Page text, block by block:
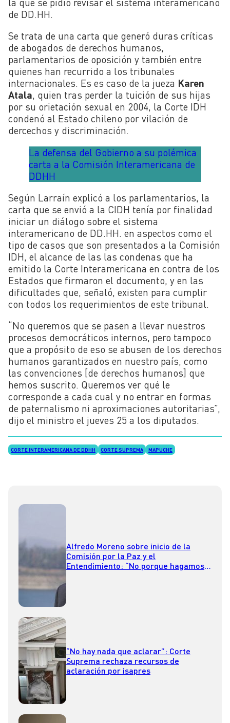
la que se pidió revisar el sistema interamericano
de DD.HH.
Se trata de una carta que generó duras críticas
de abogados de derechos humanos,
parlamentarios de oposición y también entre
quienes han recurrido a los tribunales
internacionales. Es es caso de la jueza Karen
Atala, quien tras perder la tuición de sus hijas
por su orietación sexual en 2004, la Corte IDH
condenó al Estado chileno por vilación de
dercechos y discriminación.
La defensa del Gobierno a su polémica
carta a la Comisión Interamericana de
DDHH
Según Larraín explicó a los parlamentarios, la
carta que se envió a la CIDH tenía por finalidad
iniciar un diálogo sobre el sistema
interamericano de DD.HH. en aspectos como el
tipo de casos que son presentados a la Comisión
IDH, el alcance de las las condenas que ha
emitido la Corte Interamericana en contra de los
Estados que firmaron el documento, y en las
dificultades que, señaló, existen para cumplir
con todos los requerimientos de este tribunal.
“No queremos que se pasen a llevar nuestros
procesos democráticos internos, pero tampoco
que a propósito de eso se abusen de los derechos
humanos garantizados en nuestro país, como
las convenciones [de derechos humanos] que
hemos suscrito. Queremos ver qué le
corresponde a cada cual y no entrar en formas
de paternalismo ni aproximaciones autoritarias”,
dijo el ministro el jueves 25 a los diputados.
CORTE INTERAMERICANA DE DDHH CORTE SUPREMA MAPUCHE
Alfredo Moreno sobre inicio de la
Comisión por la Paz y el
Entendimiento: “No porque hagamos
“No hay nada que aclarar”: Corte
Suprema rechaza recursos de
aclaración por isapres